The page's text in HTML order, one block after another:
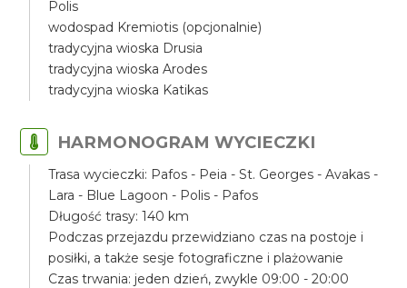
Polis
wodospad Kremiotis (opcjonalnie)
tradycyjna wioska Drusia
tradycyjna wioska Arodes
tradycyjna wioska Katikas
HARMONOGRAM WYCIECZKI
Trasa wycieczki: Pafos - Peia - St. Georges - Avakas -
Lara - Blue Lagoon - Polis - Pafos
Długość trasy: 140 km
Podczas przejazdu przewidziano czas na postoje i
posiłki, a także sesje fotograficzne i plażowanie
Czas trwania: jeden dzień, zwykle 09:00 - 20:00